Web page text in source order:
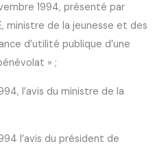
1994, présenté par
ministre de la jeunesse et des
d’utilité publique d’une
» ;
l’avis du ministre de la
l’avis du président de